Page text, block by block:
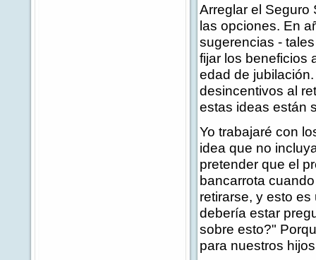
Arreglar el Seguro
las opciones. En
sugerencias -
fijar los beneficios
edad de
desincentivos al
estas ideas están
Yo trabajaré con
idea que no
pretender que el
bancarrota
retirarse, y esto
debería estar
sobre esto?"
para nuestros